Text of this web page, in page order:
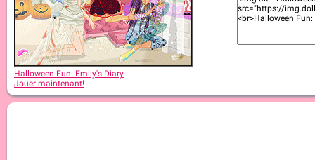
Halloween Fun: Emily's Diary
Jouer maintenant!